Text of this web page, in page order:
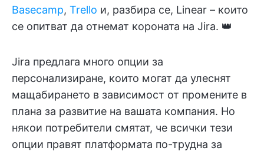
Basecamp, Trello и, разбира се, Linear – които
се опитват да отнемат короната на Jira. 👑
Jira предлага много опции за
персонализиране, които могат да улеснят
мащабирането в зависимост от промените в
плана за развитие на вашата компания. Но
някои потребители смятат, че всички тези
опции правят платформата по-трудна за